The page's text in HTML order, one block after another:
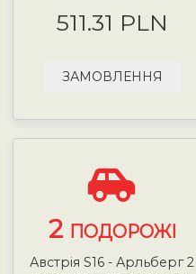
511.31 PLN
ЗАМОВЛЕННЯ
2 ПОДОРОЖІ
Австрія S16 - Арльберг 2